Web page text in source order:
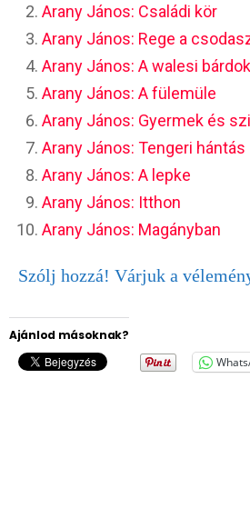
Arany János: Családi kör
Arany János: Rege a
Arany János: A walesi bárdok
Arany János: A fülemüle
Arany János: Gyermek és
Arany János: Tengeri hántás
Arany János: A lepke
Arany János: Itthon
Arany János: Magányban
Szólj hozzá! Várjuk a
Ajánlod másoknak?